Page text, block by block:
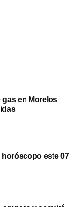
gas en Morelos
horóscopo este 07